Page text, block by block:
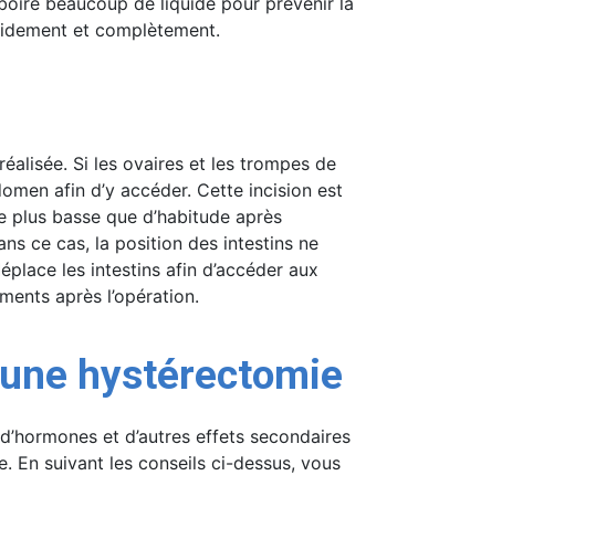
et complètement.
Si les ovaires et les trompes de
afin d’y accéder. Cette incision est
basse que d’habitude après
ce cas, la position des intestins ne
les intestins afin d’accéder aux
après l’opération.
hystérectomie
et d’autres effets secondaires
En suivant les conseils ci-dessus, vous